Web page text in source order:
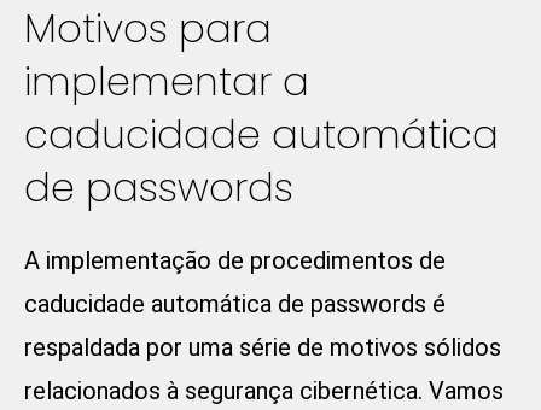
Motivos para
implementar a
caducidade automática
de passwords
A implementação de procedimentos de
caducidade automática de passwords é
respaldada por uma série de motivos sólidos
relacionados à segurança cibernética. Vamos